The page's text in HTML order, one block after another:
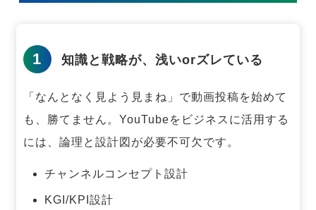
1 知識と戦略が、浅いorズレている
「なんとなく見よう見まね」で動画投稿を始めて
も、勝てません。 YouTubeをビジネスに活用する
には、論理と設計図が必要不可欠です。
チャンネルコンセプト設計
KGI/KPI設計